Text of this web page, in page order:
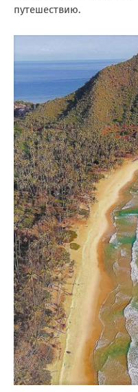
путешествию.